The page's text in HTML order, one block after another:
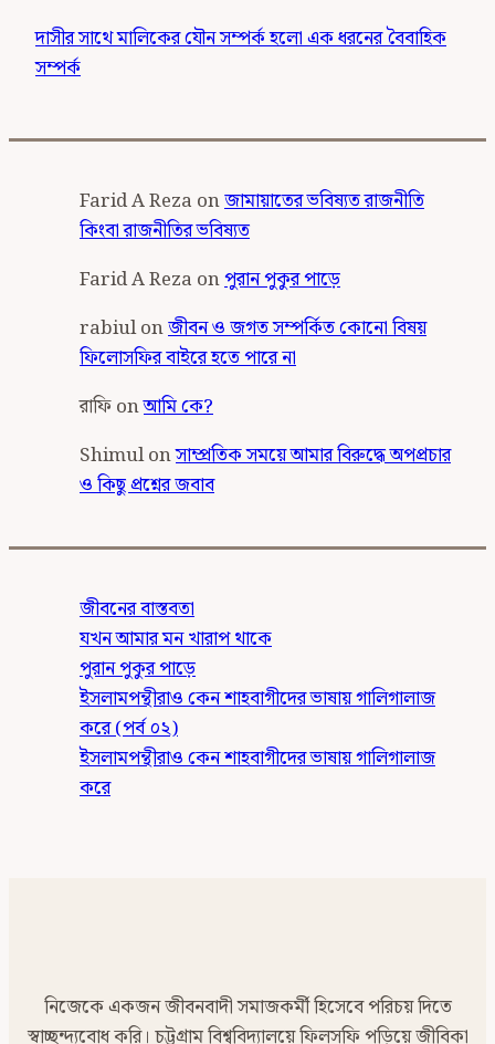
দাসীর সাথে মালিকের যৌন সম্পর্ক হলো এক ধরনের বৈবাহিক
সম্পর্ক
Farid A Reza onজামায়াতের ভবিষ্যত রাজনীতি
কিংবা রাজনীতির ভবিষ্যত
Farid A Reza onপুরান পুকুর পাড়ে
rabiulonজীবন ও জগত সম্পর্কিত কোনো বিষয়
ফিলোসফির বাইরে হতে পারে না
রাফিonআমি কে?
Shimulonসাম্প্রতিক সময়ে আমার বিরুদ্ধে অপপ্রচার
ও কিছু প্রশ্নের জবাব
জীবনের বাস্তবতা
যখন আমার মন খারাপ থাকে
পুরান পুকুর পাড়ে
ইসলামপন্থীরাও কেন শাহবাগীদের ভাষায় গালিগালাজ
করে (পর্ব ০২)
ইসলামপন্থীরাও কেন শাহবাগীদের ভাষায় গালিগালাজ
করে
নিজেকে একজন জীবনবাদী সমাজকর্মী হিসেবে পরিচয় দিতে
স্বাচ্ছন্দ্যবোধ করি। চট্টগ্রাম বিশ্ববিদ্যালয়ে ফিলসফি পড়িয়ে জীবিকা